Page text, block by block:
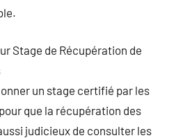
Stage de Récupération de
un stage certifié par les
que la récupération des
judicieux de consulter les